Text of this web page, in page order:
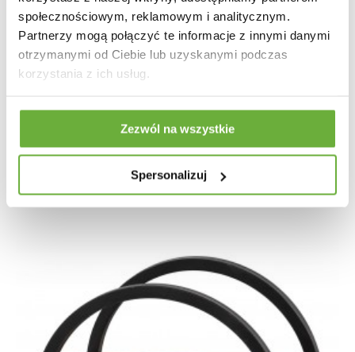
społecznościowym, reklamowym i analitycznym.
Partnerzy mogą połączyć te informacje z innymi danymi
otrzymanymi od Ciebie lub uzyskanymi podczas
korzystania z ich usług.
Zezwól na wszystkie
Spersonalizuj
271,38 zł -16%